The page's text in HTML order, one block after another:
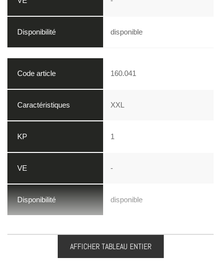
disponible
160.041
XXL
1
-
disponible
AFFICHER TABLEAU ENTIER